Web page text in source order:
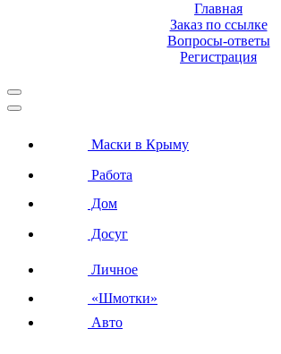
Главная
Заказ по ссылке
Вопросы-ответы
Регистрация
Маски в Крыму
Работа
Дом
Досуг
Личное
«Шмотки»
Авто